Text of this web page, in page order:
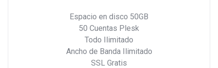
Espacio en disco 50GB
50 Cuentas Plesk
Todo Ilimitado
Ancho de Banda Ilimitado
SSL Gratis